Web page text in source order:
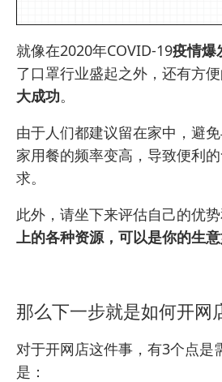
就像在2020年COVID-19疫情爆
了口罩行业盛起之外，还有方
大成功。
由于人们都建议留在家中，避
家用餐的频率变高，导致便利
求。
此外，请坐下来评估自己的优势
上的各种资源，可以是你的生意
那么下一步就是如何开网
对于开网店这件事，有3个点是
是：